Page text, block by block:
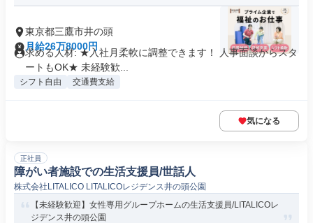
東京都三鷹市井の頭
月給26万8000円
求める人材: ★入社月柔軟に調整できます！ 人事面談からスタ
ートもOK★ 未経験歓...
シフト自由 交通費支給
気になる
正社員
障がい者施設での生活支援員/世話人
株式会社LITALICO LITALICOレジデンス井の頭公園
【未経験歓迎】女性専用グループホームの生活支援員/LITALICOレ
ジデンス井の頭公園